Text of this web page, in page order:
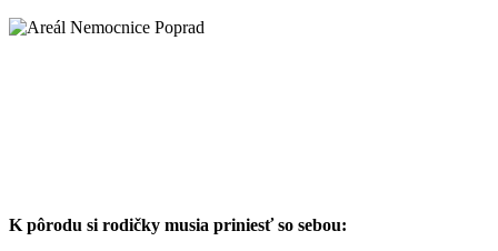
K pôrodu si rodičky musia priniesť so sebou: